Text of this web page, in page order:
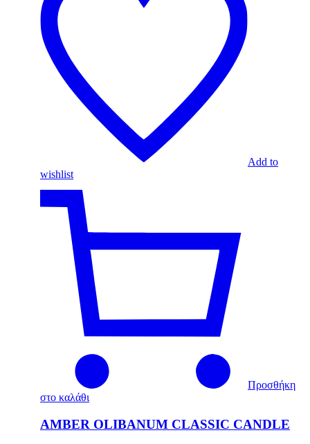
Add to
wishlist
Προσθήκη
στο καλάθι
AMBER OLIBANUM CLASSIC CANDLE